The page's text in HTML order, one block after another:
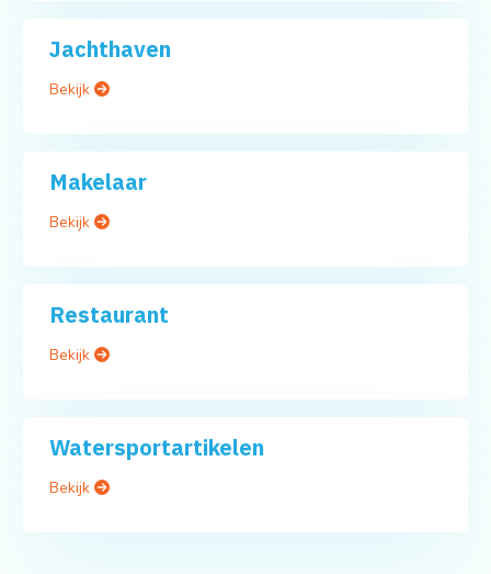
Jachthaven
Bekijk
Makelaar
Bekijk
Restaurant
Bekijk
Watersportartikelen
Bekijk